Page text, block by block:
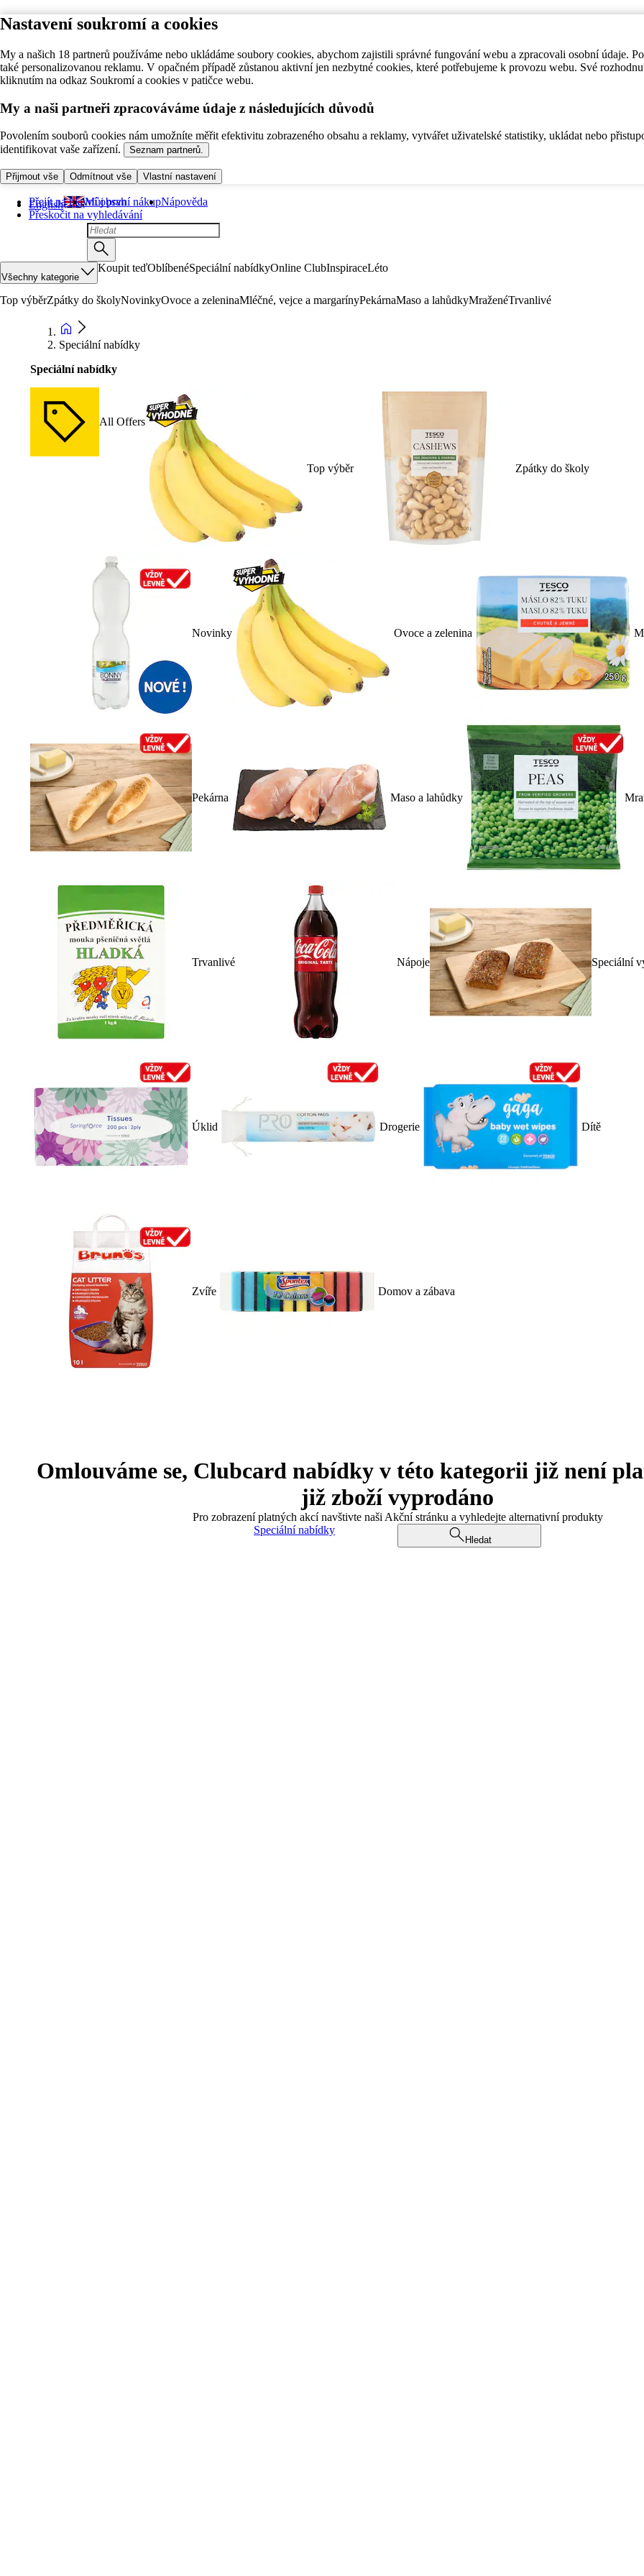
Nastavení soukromí a cookies
My a našich 18 partnerů používáme nebo ukládáme soubory cookies, abychom zajistili správné fungování webu a zpracovali osobní údaje.
také personalizovanou reklamu. V opačném případě zůstanou aktivní jen nezbytné cookies, které potřebujeme k provozu webu. Své
kliknutím na odkaz Soukromí a cookies v patičce webu.
My a naši partneři zpracováváme údaje z následujících důvodů
Povolením souborů cookies nám umožníte měřit efektivitu zobrazeného obsahu a reklamy, vytvářet uživatelské statistiky, ukládat nebo
identifikovat vaše zařízení.
Seznam partnerů.
Přijmout vše Odmítnout vše Vlastní nastavení
Přejít na hlavní obsah
Přeskočit na vyhledávání
English Můj první nákupNápověda
Všechny kategorie
Koupit teďOblíbenéSpeciální nabídkyOnline ClubInspiraceLéto
Top výběrZpátky do školyNovinkyOvoce a zeleninaMléčné, vejce a margarínyPekárnaMaso a lahůdkyMraženéTrvanlivé
Speciální nabídky
Speciální nabídky
All Offers
Top výběr Zpátky do školy
Novinky Ovoce a zelenina
Pekárna Maso a lahůdky
Trvanlivé Nápoje Speciální
Úklid Drogerie Dítě
Zvíře Domov a zábava
Omlouváme se, Clubcard nabídky v této kategorii již není
již zboží vyprodáno
Pro zobrazení platných akcí navštivte naši Akční stránku a vyhledejte alternativní produkty
Speciální nabídky
Hledat